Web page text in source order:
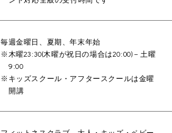
毎週金曜日、夏期、年末年始
※木曜23:30(木曜が祝日の場合は20:00)－土曜
9:00
※キッズスクール・アフタースクールは金曜
開講